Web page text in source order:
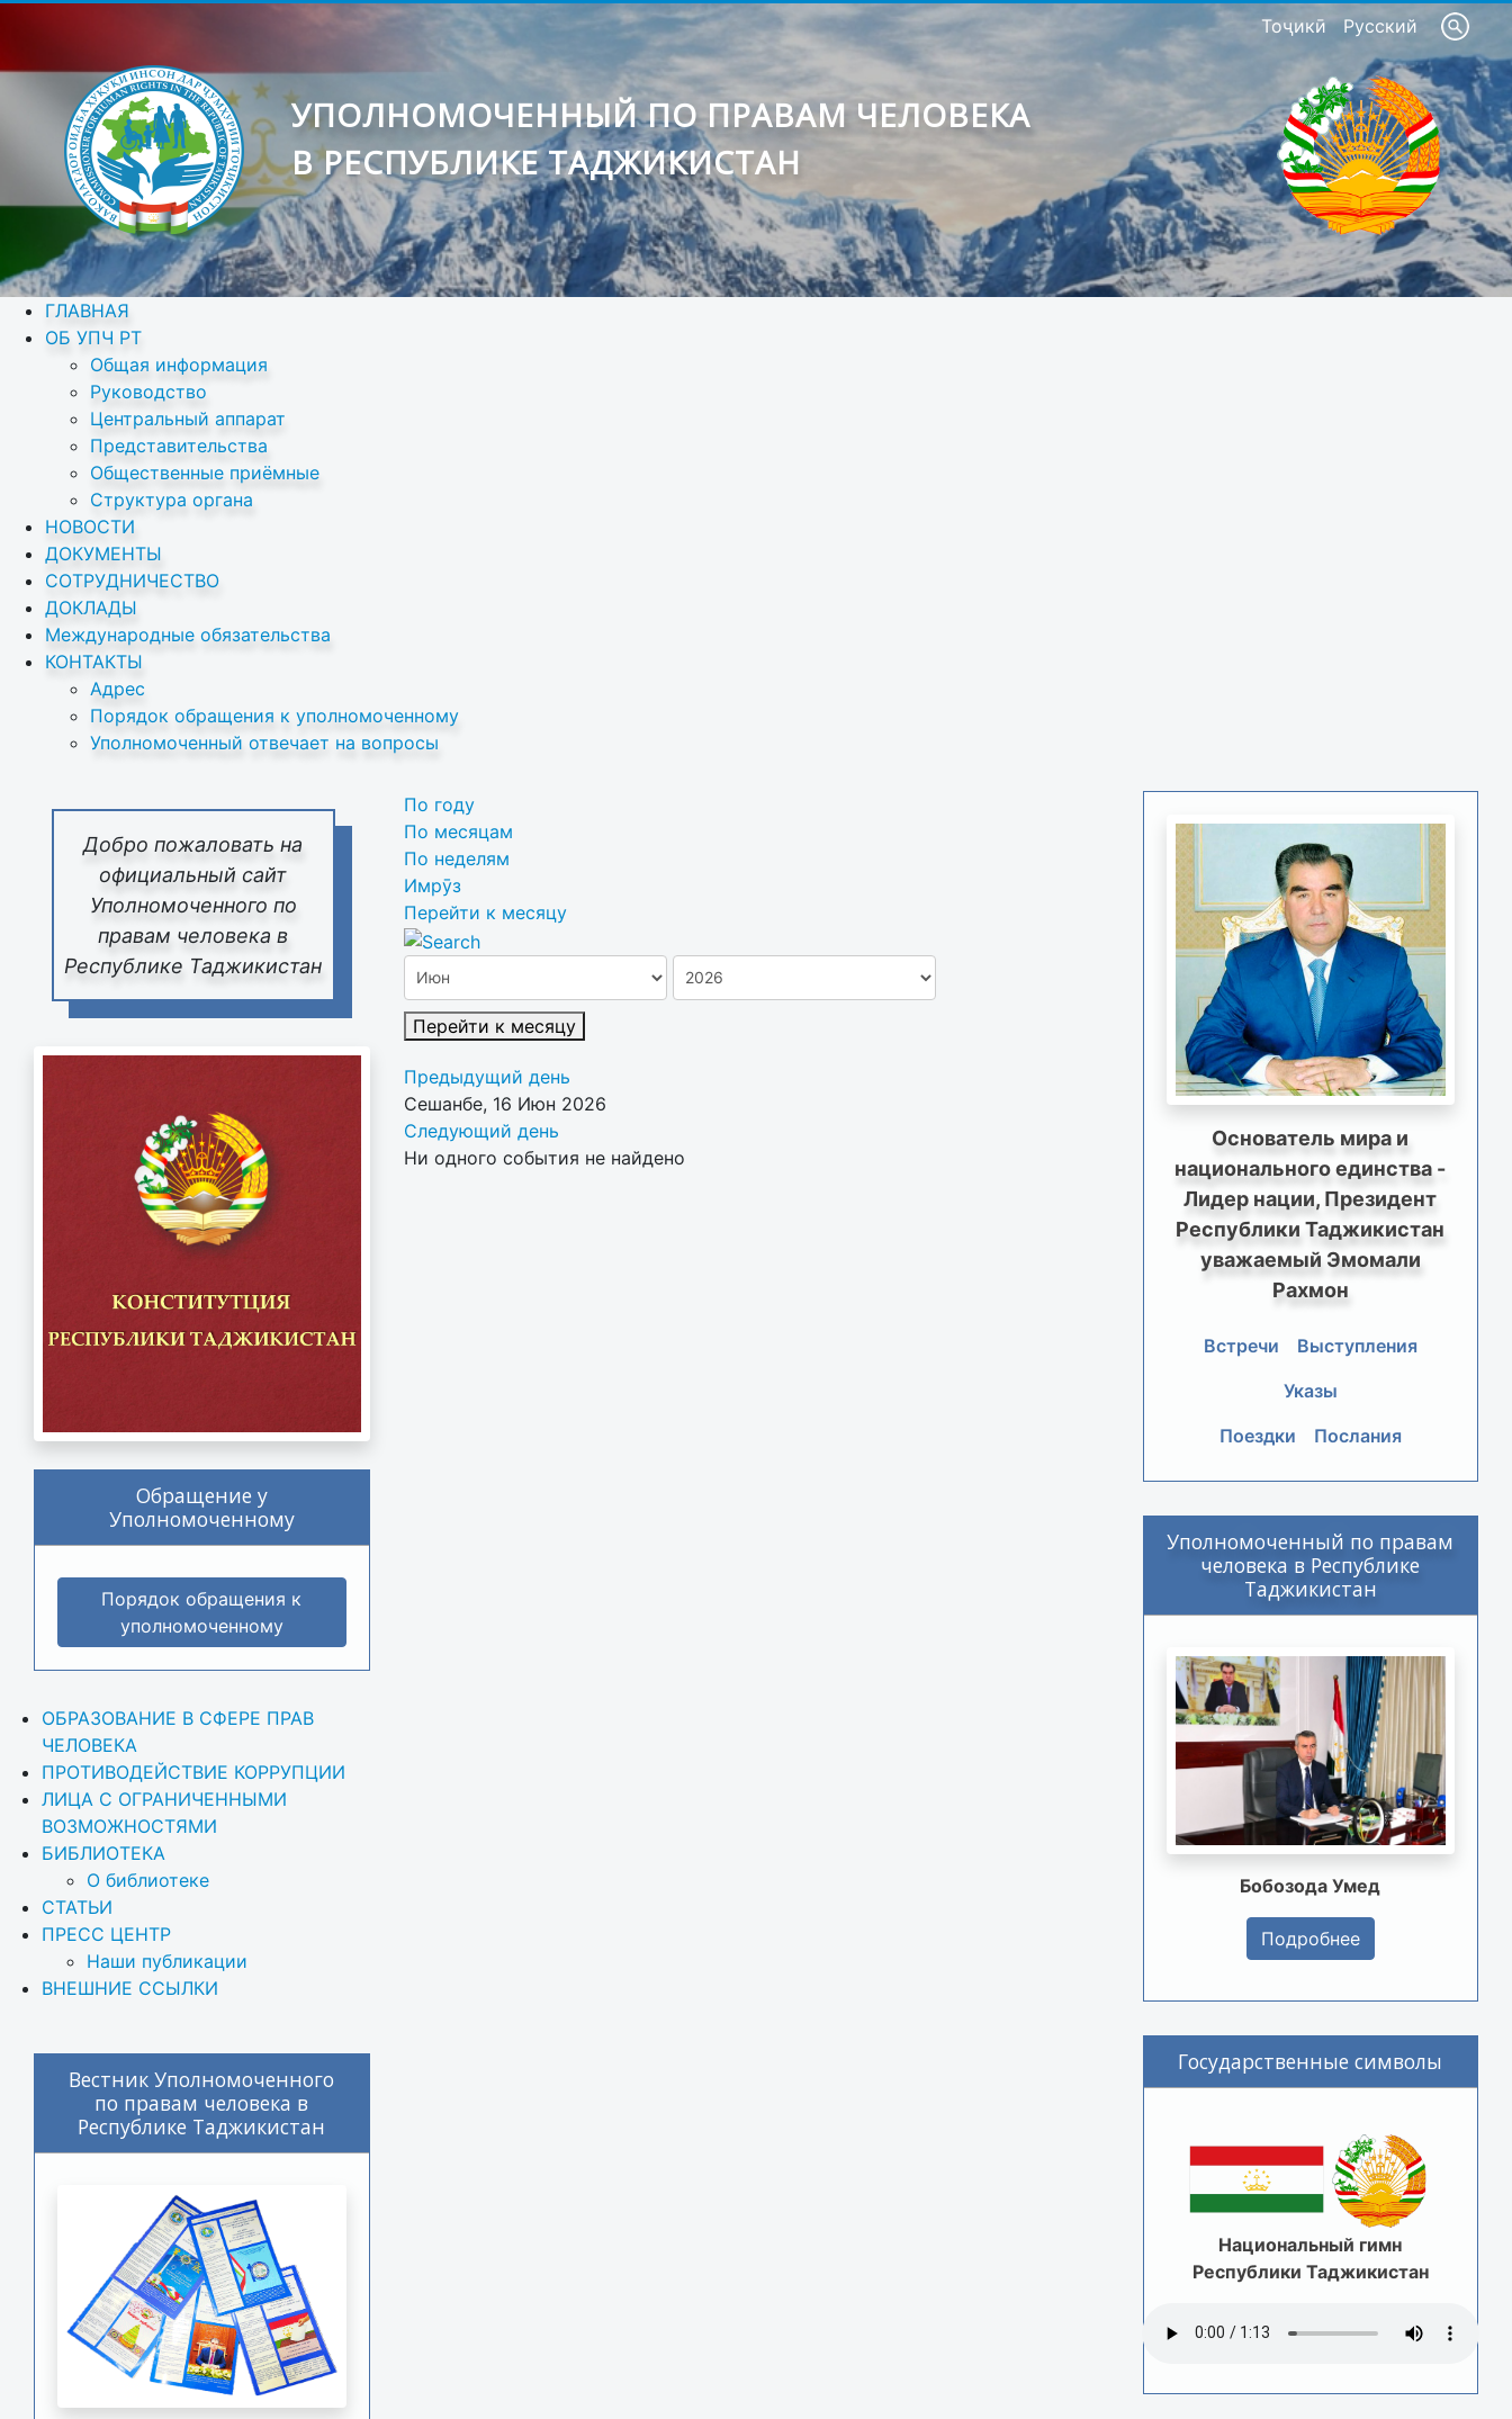
Тоҷикӣ Русский
УПОЛНОМОЧЕННЫЙ ПО ПРАВАМ ЧЕЛОВЕКА
В РЕСПУБЛИКЕ ТАДЖИКИСТАН
ГЛАВНАЯ
ОБ УПЧ РТ
Общая информация
Руководство
Центральный аппарат
Представительства
Общественные приёмные
Структура органа
НОВОСТИ
ДОКУМЕНТЫ
СОТРУДНИЧЕСТВО
ДОКЛАДЫ
Международные обязательства
КОНТАКТЫ
Адрес
Порядок обращения к уполномоченному
Уполномоченный отвечает на вопросы
Добро пожаловать на
официальный сайт
Уполномоченного по
правам человека в
Республике Таджикистан
Обращение у
Уполномоченному
Порядок обращения к
уполномоченному
ОБРАЗОВАНИЕ В СФЕРЕ ПРАВ
ЧЕЛОВЕКА
ПРОТИВОДЕЙСТВИЕ КОРРУПЦИИ
ЛИЦА С ОГРАНИЧЕННЫМИ
ВОЗМОЖНОСТЯМИ
БИБЛИОТЕКА
О библиотеке
СТАТЬИ
ПРЕСС ЦЕНТР
Наши публикации
ВНЕШНИЕ ССЫЛКИ
Вестник Уполномоченного
по правам человека в
Республике Таджикистан
По году
По месяцам
По неделям
Имрӯз
Перейти к месяцу
Перейти к месяцу
Предыдущий день
Сешанбе, 16 Июн 2026
Следующий день
Ни одного события не найдено
Основатель мира и
национального единства -
Лидер нации, Президент
Республики Таджикистан
уважаемый Эмомали
Рахмон
Встречи
Выступления
Указы
Поездки
Послания
Уполномоченный по правам
человека в Республике
Таджикистан
Бобозода Умед
Подробнее
Государственные символы
Национальный гимн
Республики Таджикистан